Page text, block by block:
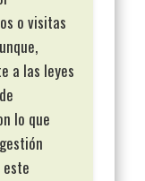
o visitas
a las leyes
lo que